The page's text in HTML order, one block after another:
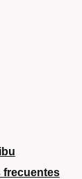
playa?
frecuentes